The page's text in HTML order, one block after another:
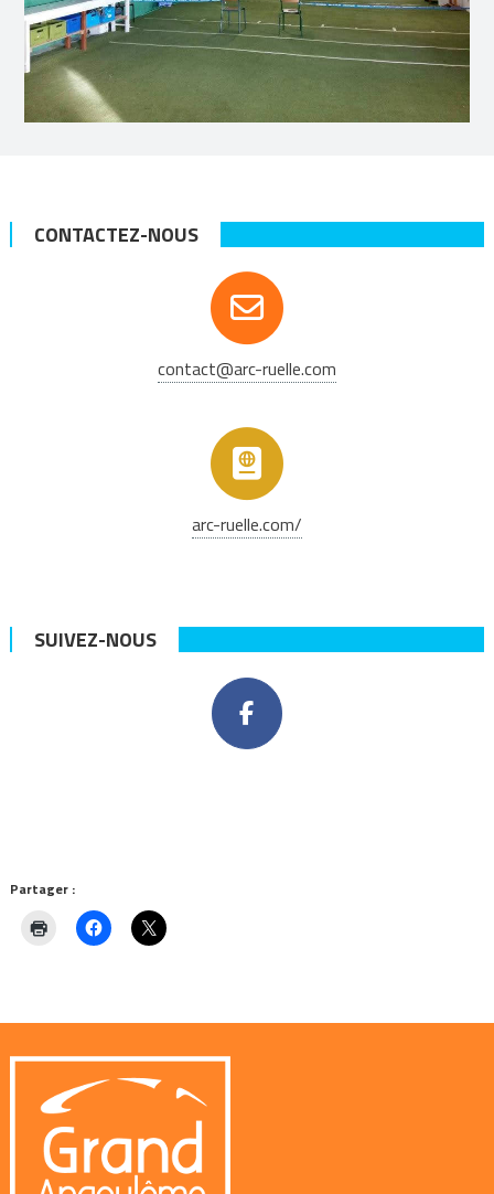
CONTACTEZ-NOUS
contact@arc-ruelle.com
arc-ruelle.com/
SUIVEZ-NOUS
Partager :